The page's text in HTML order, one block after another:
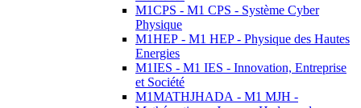
M1CPS - M1 CPS - Système Cyber
Physique
M1HEP - M1 HEP - Physique des Hautes
Energies
M1IES - M1 IES - Innovation, Entreprise
et Société
M1MATHJHADA - M1 MJH -